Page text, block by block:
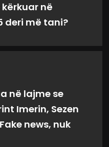
në
deri më tani?
në lajme se
Imerin, Sezen
news, nuk